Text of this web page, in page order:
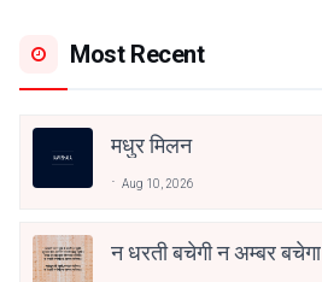
Most Recent
मधुर मिलन
Aug 10, 2026
न धरती बचेगी न अम्बर बचेगा